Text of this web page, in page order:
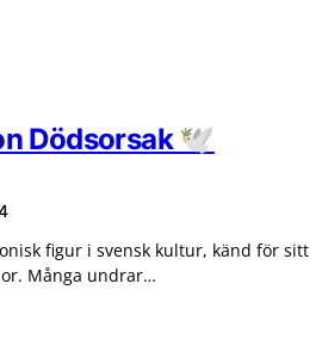
Dödsorsak 🕊️
figur i svensk kultur, känd för sitt
Många undrar…